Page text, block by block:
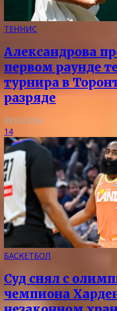
ТЕННИС
Александрова
первом раунде
турнира в
разряде
08.08.2026
14
БАСКЕТБОЛ
Суд снял с
чемпиона